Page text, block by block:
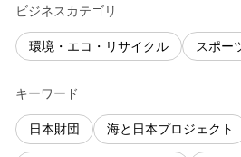
ビジネスカテゴリ
環境・エコ・リサイクル スポー
キーワード
日本財団 海と日本プロジェクト